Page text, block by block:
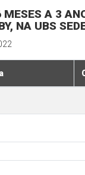
MESES A 3
NA UBS